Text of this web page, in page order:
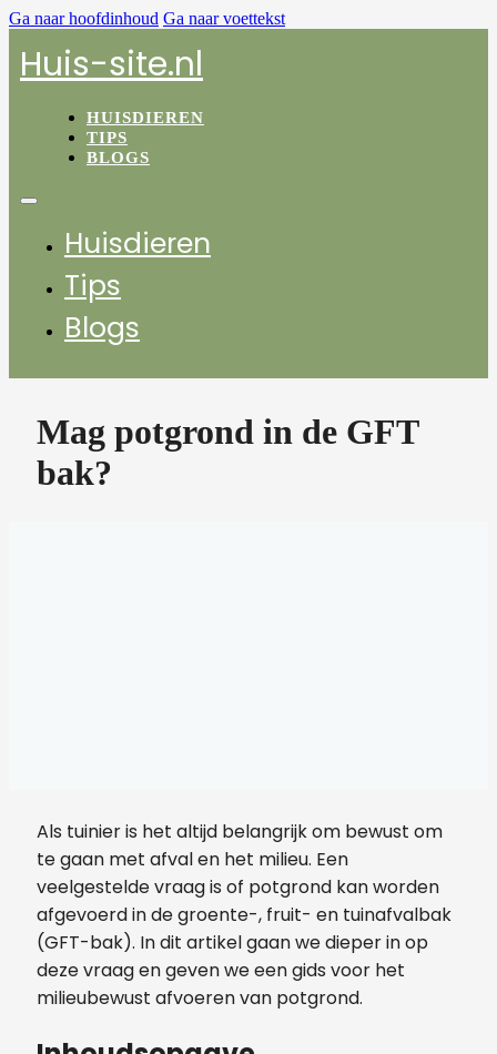
Ga naar hoofdinhoud Ga naar voettekst
Huis-site.nl
HUISDIEREN
TIPS
BLOGS
Huisdieren
Tips
Blogs
Mag potgrond in de GFT
bak?
Als tuinier is het altijd belangrijk om bewust om
te gaan met afval en het milieu. Een
veelgestelde vraag is of potgrond kan worden
afgevoerd in de groente-, fruit- en tuinafvalbak
(GFT-bak). In dit artikel gaan we dieper in op
deze vraag en geven we een gids voor het
milieubewust afvoeren van potgrond.